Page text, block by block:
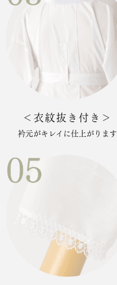
＜衣紋抜き付き＞
衿元がキレイに仕上がります